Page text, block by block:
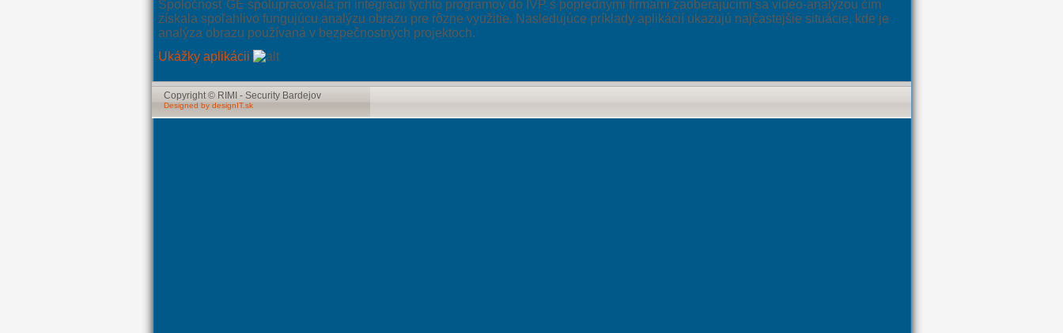
Spoločnosť GE spolupracovala pri integrácii týchto programov do IVP s poprednými firmami zaoberajúcimi sa video-analýzou čím
získala spoľahlivo fungujúcu analýzu obrazu pre rôzne využitie. Nasledujúce príklady aplikácií ukazujú najčastejšie situácie, kde je
analýza obrazu používaná v bezpečnostných projektoch.
Ukážky aplikácii
Copyright © RIMI - Security Bardejov
Designed by designIT.sk